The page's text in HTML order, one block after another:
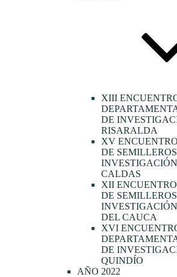
XIII
DE
RISARALDA
XV
DE
CALDAS
XII
DE
DEL CAUCA
XVI
DE
QUINDÍO
AÑO 2022